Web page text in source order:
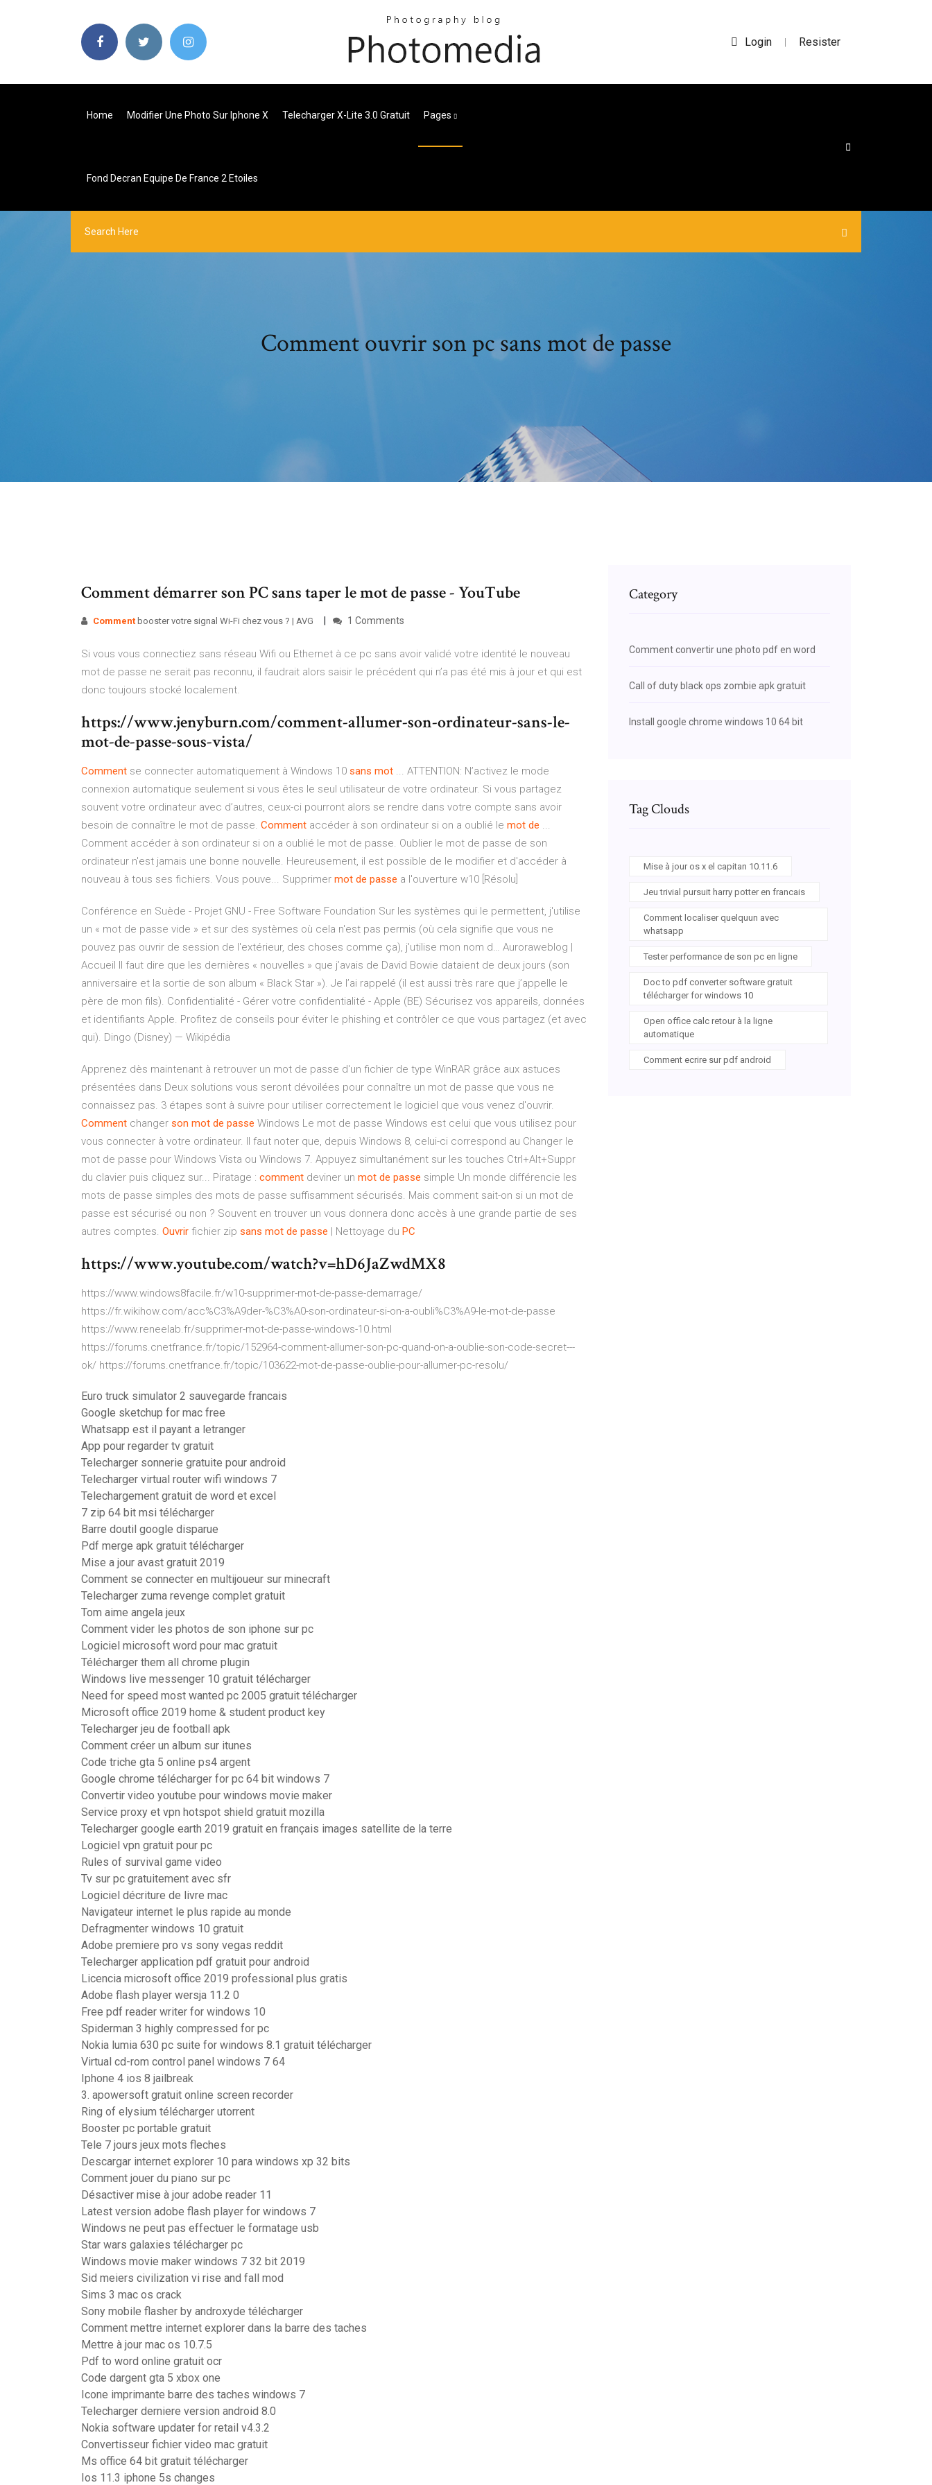
Login | Resister
Home Modifier Une Photo Sur Iphone X Telecharger X-Lite 3.0 Gratuit Pages
Fond Decran Equipe De France 2 Etoiles
Comment ouvrir son pc sans mot de passe
Comment démarrer son PC sans taper le mot de passe - YouTube
Comment booster votre signal Wi-Fi chez vous ? | AVG 1 Comments
Si vous vous connectiez sans réseau Wifi ou Ethernet à ce pc sans avoir validé votre identité le nouveau
mot de passe ne serait pas reconnu, il faudrait alors saisir le précédent qui n’a pas été mis à jour et qui est
donc toujours stocké localement.
https://www.jenyburn.com/comment-allumer-son-ordinateur-sans-le-
mot-de-passe-sous-vista/
Comment se connecter automatiquement à Windows 10 sans mot ... ATTENTION: N’activez le mode
connexion automatique seulement si vous êtes le seul utilisateur de votre ordinateur. Si vous partagez
souvent votre ordinateur avec d’autres, ceux-ci pourront alors se rendre dans votre compte sans avoir
besoin de connaître le mot de passe. Comment accéder à son ordinateur si on a oublié le mot de ...
Comment accéder à son ordinateur si on a oublié le mot de passe. Oublier le mot de passe de son
ordinateur n'est jamais une bonne nouvelle. Heureusement, il est possible de le modifier et d'accéder à
nouveau à tous ses fichiers. Vous pouve... Supprimer mot de passe a l'ouverture w10 [Résolu]
Conférence en Suède - Projet GNU - Free Software Foundation Sur les systèmes qui le permettent, j'utilise
un « mot de passe vide » et sur des systèmes où cela n'est pas permis (où cela signifie que vous ne
pouvez pas ouvrir de session de l'extérieur, des choses comme ça), j'utilise mon nom d… Auroraweblog |
Accueil Il faut dire que les dernières « nouvelles » que j’avais de David Bowie dataient de deux jours (son
anniversaire et la sortie de son album « Black Star »). Je l’ai rappelé (il est aussi très rare que j’appelle le
père de mon fils). Confidentialité - Gérer votre confidentialité - Apple (BE) Sécurisez vos appareils, données
et identifiants Apple. Profitez de conseils pour éviter le phishing et contrôler ce que vous partagez (et avec
qui). Dingo (Disney) — Wikipédia
Apprenez dès maintenant à retrouver un mot de passe d'un fichier de type WinRAR grâce aux astuces
présentées dans Deux solutions vous seront dévoilées pour connaître un mot de passe que vous ne
connaissez pas. 3 étapes sont à suivre pour utiliser correctement le logiciel que vous venez d'ouvrir.
Comment changer son mot de passe Windows Le mot de passe Windows est celui que vous utilisez pour
vous connecter à votre ordinateur. Il faut noter que, depuis Windows 8, celui-ci correspond au Changer le
mot de passe pour Windows Vista ou Windows 7. Appuyez simultanément sur les touches Ctrl+Alt+Suppr
du clavier puis cliquez sur... Piratage : comment deviner un mot de passe simple Un monde différencie les
mots de passe simples des mots de passe suffisamment sécurisés. Mais comment sait-on si un mot de
passe est sécurisé ou non ? Souvent en trouver un vous donnera donc accès à une grande partie de ses
autres comptes. Ouvrir fichier zip sans mot de passe | Nettoyage du PC
https://www.youtube.com/watch?v=hD6JaZwdMX8
https://www.windows8facile.fr/w10-supprimer-mot-de-passe-demarrage/
https://fr.wikihow.com/acc%C3%A9der-%C3%A0-son-ordinateur-si-on-a-oubli%C3%A9-le-mot-de-passe
https://www.reneelab.fr/supprimer-mot-de-passe-windows-10.html
https://forums.cnetfrance.fr/topic/152964-comment-allumer-son-pc-quand-on-a-oublie-son-code-secret---
ok/ https://forums.cnetfrance.fr/topic/103622-mot-de-passe-oublie-pour-allumer-pc-resolu/
Euro truck simulator 2 sauvegarde francais
Google sketchup for mac free
Whatsapp est il payant a letranger
App pour regarder tv gratuit
Telecharger sonnerie gratuite pour android
Telecharger virtual router wifi windows 7
Telechargement gratuit de word et excel
7 zip 64 bit msi télécharger
Barre doutil google disparue
Pdf merge apk gratuit télécharger
Mise a jour avast gratuit 2019
Comment se connecter en multijoueur sur minecraft
Telecharger zuma revenge complet gratuit
Tom aime angela jeux
Comment vider les photos de son iphone sur pc
Logiciel microsoft word pour mac gratuit
Télécharger them all chrome plugin
Windows live messenger 10 gratuit télécharger
Need for speed most wanted pc 2005 gratuit télécharger
Microsoft office 2019 home & student product key
Telecharger jeu de football apk
Comment créer un album sur itunes
Code triche gta 5 online ps4 argent
Google chrome télécharger for pc 64 bit windows 7
Convertir video youtube pour windows movie maker
Service proxy et vpn hotspot shield gratuit mozilla
Telecharger google earth 2019 gratuit en français images satellite de la terre
Logiciel vpn gratuit pour pc
Rules of survival game video
Tv sur pc gratuitement avec sfr
Logiciel décriture de livre mac
Navigateur internet le plus rapide au monde
Defragmenter windows 10 gratuit
Adobe premiere pro vs sony vegas reddit
Telecharger application pdf gratuit pour android
Licencia microsoft office 2019 professional plus gratis
Adobe flash player wersja 11.2 0
Free pdf reader writer for windows 10
Spiderman 3 highly compressed for pc
Nokia lumia 630 pc suite for windows 8.1 gratuit télécharger
Virtual cd-rom control panel windows 7 64
Iphone 4 ios 8 jailbreak
3. apowersoft gratuit online screen recorder
Ring of elysium télécharger utorrent
Booster pc portable gratuit
Tele 7 jours jeux mots fleches
Descargar internet explorer 10 para windows xp 32 bits
Comment jouer du piano sur pc
Désactiver mise à jour adobe reader 11
Latest version adobe flash player for windows 7
Windows ne peut pas effectuer le formatage usb
Star wars galaxies télécharger pc
Windows movie maker windows 7 32 bit 2019
Sid meiers civilization vi rise and fall mod
Sims 3 mac os crack
Sony mobile flasher by androxyde télécharger
Comment mettre internet explorer dans la barre des taches
Mettre à jour mac os 10.7.5
Pdf to word online gratuit ocr
Code dargent gta 5 xbox one
Icone imprimante barre des taches windows 7
Telecharger derniere version android 8.0
Nokia software updater for retail v4.3.2
Convertisseur fichier video mac gratuit
Ms office 64 bit gratuit télécharger
Ios 11.3 iphone 5s changes
Category
Comment convertir une photo pdf en word
Call of duty black ops zombie apk gratuit
Install google chrome windows 10 64 bit
Tag Clouds
Mise à jour os x el capitan 10.11.6
Jeu trivial pursuit harry potter en francais
Comment localiser quelquun avec
whatsapp
Tester performance de son pc en ligne
Doc to pdf converter software gratuit
télécharger for windows 10
Open office calc retour à la ligne
automatique
Comment ecrire sur pdf android